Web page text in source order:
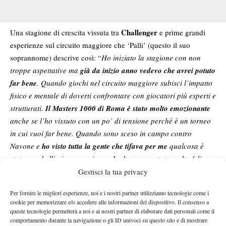
Gestisci la tua privacy
Per fornire le migliori esperienze, noi e i nostri partner utilizziamo tecnologie come i
cookie per memorizzare e/o accedere alle informazioni del dispositivo. Il consenso a
queste tecnologie permetterà a noi e ai nostri partner di elaborare dati personali come il
comportamento durante la navigazione o gli ID univoci su questo sito e di mostrare
Una stagione di crescita vissuta tra Challenger e prime grandi
esperienze sul circuito maggiore che ‘Palli’ (questo il suo
soprannome) descrive così: “Ho iniziato la stagione con non
troppe aspettative ma già da inizio anno vedevo che avrei potuto
far bene. Quando giochi nel circuito maggiore subisci l’impatto
fisico e mentale di doverti confrontare con giocatori più esperti e
strutturati.Il Masters 1000 di Roma è stato molto emozionante
anche se l’ho vissuto con un po’ di tensione perché è un torneo
in cui vuoi far bene. Quando sono sceso in campo contro
Navone e ho visto tutta la gente che tifava per me qualcosa è
stata una bellissima esperienza. Inoltre, sono stato molto felice
tornare a New York da pro e un giorno spero di riuscire
Cinàè attualmente il numero 237 del ranking mondiale e le
aspettative nei suoi confronti aumentano di giorno in giorno.
Aspettative che fanno piacere stando a quanto ammette il tennista